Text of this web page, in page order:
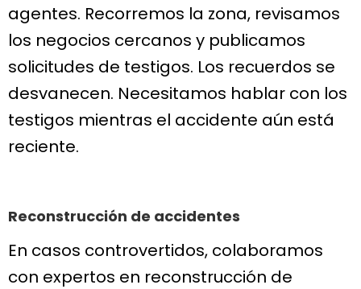
agentes. Recorremos la zona, revisamos
los negocios cercanos y publicamos
solicitudes de testigos. Los recuerdos se
desvanecen. Necesitamos hablar con los
testigos mientras el accidente aún está
reciente.
Reconstrucción de accidentes
En casos controvertidos, colaboramos
con expertos en reconstrucción de